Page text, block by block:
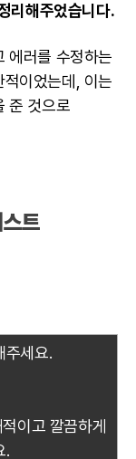
리해주었습니다.
에러를 수정하는
이었는데, 이는
준 것으로
트
주세요.
이고 깔끔하게
.